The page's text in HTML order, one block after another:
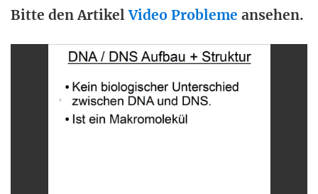
Bitte den ArtikelVideo Probleme ansehen.